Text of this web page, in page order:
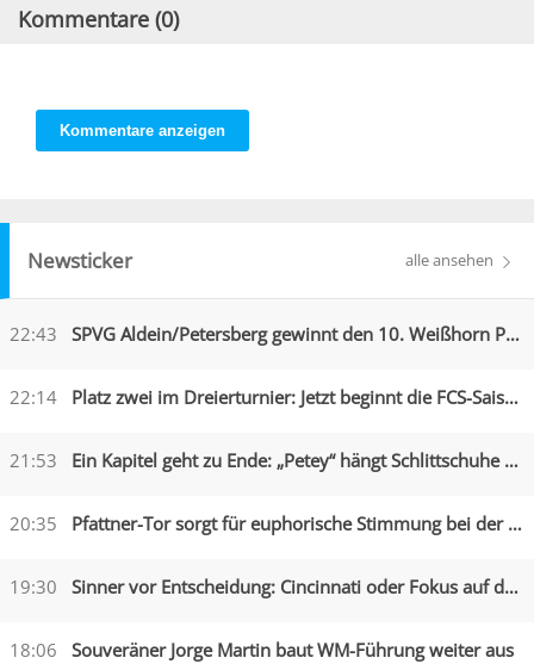
Kommentare (0)
Kommentare anzeigen
Newsticker alle ansehen
22:43 SPVG Aldein/Petersberg gewinnt den 10. Weißhorn Pokal
22:14 Platz zwei im Dreierturnier: Jetzt beginnt die FCS-Saison
21:53 Ein Kapitel geht zu Ende: „Petey“ hängt Schlittschuhe an den Nagel
20:35 Pfattner-Tor sorgt für euphorische Stimmung bei der Austria
19:30 Sinner vor Entscheidung: Cincinnati oder Fokus auf die US Open?
18:06 Souveräner Jorge Martin baut WM-Führung weiter aus